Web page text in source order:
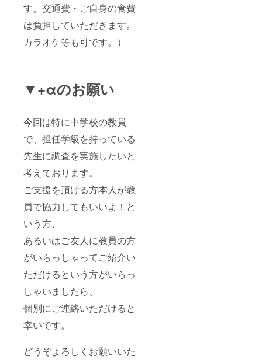
す。交通費・ご自身の食費
は負担していただきます。
カラオケ等も可です。）
▼+αのお願い
今回は特に中学校の教員
で、担任学級を持っている
先生に調査を実施したいと
考えております。
ご支援を頂ける方本人が教
員で協力してもいいよ！と
いう方、
あるいはご友人に教員の方
がいらっしゃってご紹介い
ただけるという方がいらっ
しゃいましたら、
個別にご連絡いただけると
幸いです。
どうぞよろしくお願いいた